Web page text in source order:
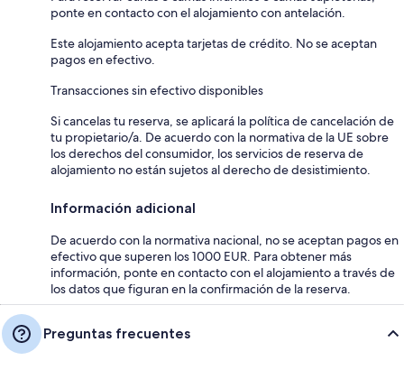
ponte en contacto con el alojamiento con antelación.
Este alojamiento acepta tarjetas de crédito. No se aceptan
pagos en efectivo.
Transacciones sin efectivo disponibles
Si cancelas tu reserva, se aplicará la política de cancelación de
tu propietario/a. De acuerdo con la normativa de la UE sobre
los derechos del consumidor, los servicios de reserva de
alojamiento no están sujetos al derecho de desistimiento.
Información adicional
De acuerdo con la normativa nacional, no se aceptan pagos en
efectivo que superen los 1000 EUR. Para obtener más
información, ponte en contacto con el alojamiento a través de
los datos que figuran en la confirmación de la reserva.
Preguntas frecuentes